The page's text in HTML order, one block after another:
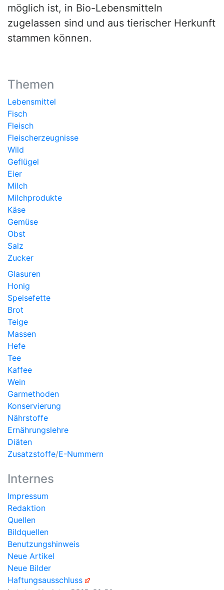
möglich ist, in Bio-Lebensmitteln
zugelassen sind und aus tierischer Herkunft
stammen können.
Themen
Lebensmittel
Fisch
Fleisch
Fleischerzeugnisse
Wild
Geflügel
Eier
Milch
Milchprodukte
Käse
Gemüse
Obst
Salz
Zucker
Glasuren
Honig
Speisefette
Brot
Teige
Massen
Hefe
Tee
Kaffee
Wein
Garmethoden
Konservierung
Nährstoffe
Ernährungslehre
Diäten
Zusatzstoffe/E-Nummern
Internes
Impressum
Redaktion
Quellen
Bildquellen
Benutzungshinweis
Neue Artikel
Neue Bilder
Haftungsausschluss